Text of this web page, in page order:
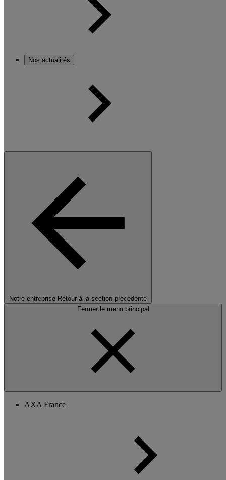
Nos actualités
Notre entreprise Retour à la section précédente
Fermer le menu principal
AXA France